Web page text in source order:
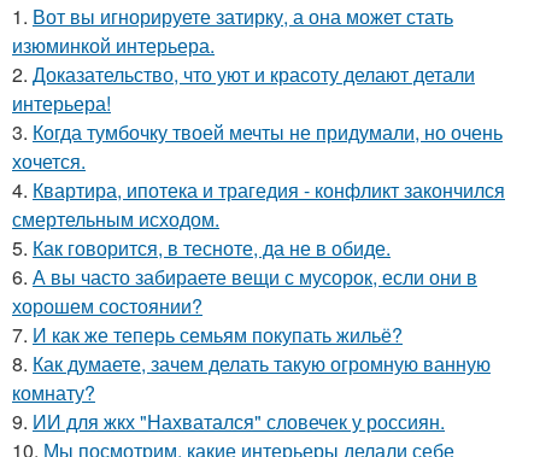
1. Вот вы игнорируете затирку, а она может стать
изюминкой интерьера.
2. Доказательство, что уют и красоту делают детали
интерьера!
3. Когда тумбочку твоей мечты не придумали, но очень
хочется.
4. Квартира, ипотека и трагедия - конфликт закончился
смертельным исходом.
5. Как говорится, в тесноте, да не в обиде.
6. А вы часто забираете вещи с мусорок, если они в
хорошем состоянии?
7. И как же теперь семьям покупать жильё?
8. Как думаете, зачем делать такую огромную ванную
комнату?
9. ИИ для жкх "Нахватался" словечек у россиян.
10. Мы посмотрим, какие интерьеры делали себе